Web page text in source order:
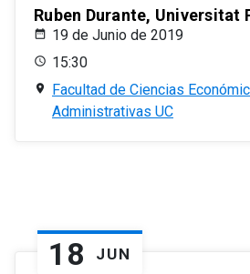
Ruben Durante, Universitat
19 de Junio de 2019
15:30
Facultad de Ciencias
Administrativas UC
18 JUN